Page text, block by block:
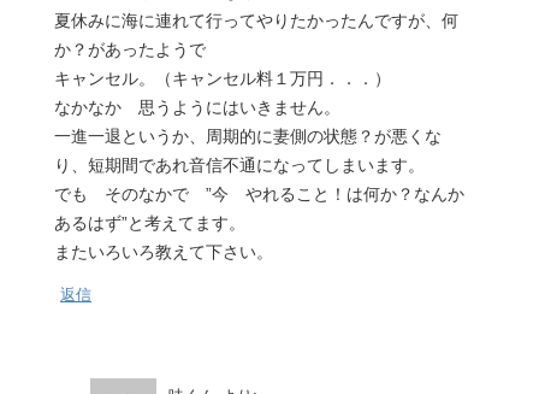
夏休みに海に連れて行ってやりたかったんですが、何
か？があったようで
キャンセル。（キャンセル料１万円．．．）
なかなか 思うようにはいきません。
一進一退というか、周期的に妻側の状態？が悪くな
り、短期間であれ音信不通になってしまいます。
でも そのなかで ”今 やれること！は何か？なんか
あるはず”と考えてます。
またいろいろ教えて下さい。
返信